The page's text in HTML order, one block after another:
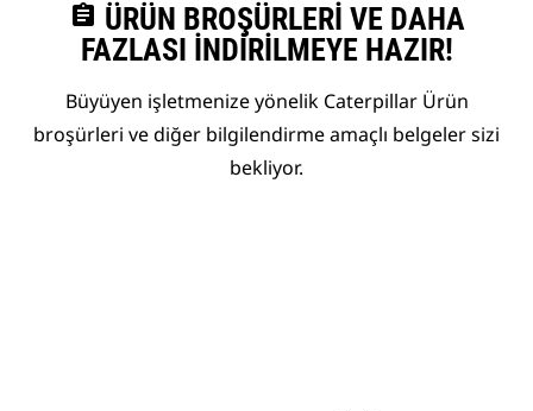
assignment ÜRÜN BROŞÜRLERI VE DAHA
FAZLASI İNDIRILMEYE HAZIR!
Büyüyen işletmenize yönelik Caterpillar Ürün
broşürleri ve diğer bilgilendirme amaçlı belgeler sizi
bekliyor.